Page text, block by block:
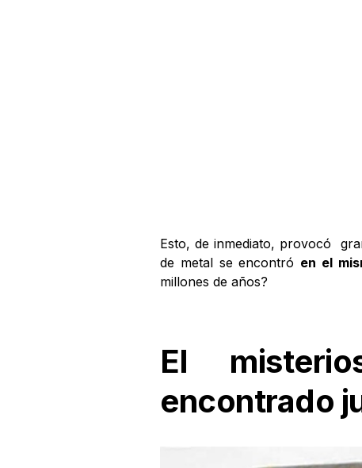
Esto, de inmediato, provocó
de metal se encontró en el
millones de años?
El
encontrado